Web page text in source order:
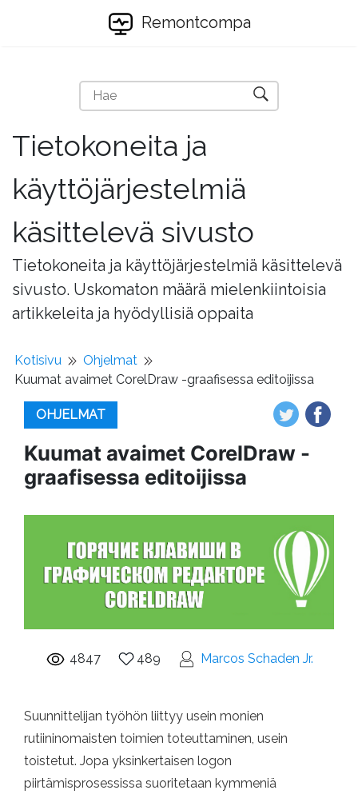
Remontcompa
Tietokoneita ja
käyttöjärjestelmiä
käsittelevä sivusto
Tietokoneita ja käyttöjärjestelmiä käsittelevä
sivusto. Uskomaton määrä mielenkiintoisia
artikkeleita ja hyödyllisiä oppaita
Kotisivu
Ohjelmat
Kuumat avaimet CorelDraw -graafisessa editoijissa
OHJELMAT
Kuumat avaimet CorelDraw -
graafisessa editoijissa
4847 489 Marcos Schaden Jr.
Suunnittelijan työhön liittyy usein monien
rutiininomaisten toimien toteuttaminen, usein
toistetut. Jopa yksinkertaisen logon
piirtämisprosessissa suoritetaan kymmeniä